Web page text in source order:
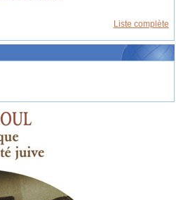
Liste complète